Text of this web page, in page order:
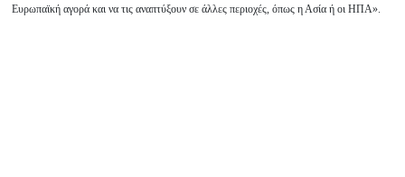
Ευρωπαϊκή αγορά και να τις αναπτύξουν σε άλλες περιοχές, όπως η Ασία ή οι ΗΠΑ».